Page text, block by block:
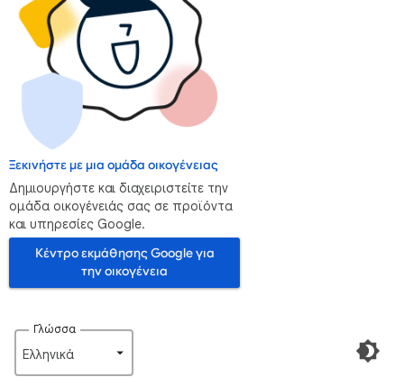
Ξεκινήστε με μια ομάδα οικογένειας
Δημιουργήστε και διαχειριστείτε την
ομάδα οικογένειάς σας σε προϊόντα
και υπηρεσίες Google.
Κέντρο εκμάθησης Google για
την οικογένεια
Γλώσσα
Ελληνικά‎